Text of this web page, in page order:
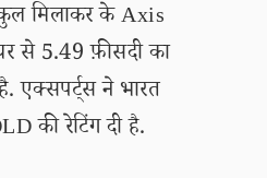
कुल मिलाकर के Axis
से 5.49 फ़ीसदी का
एक्सपर्ट्स ने भारत
की रेटिंग दी है.